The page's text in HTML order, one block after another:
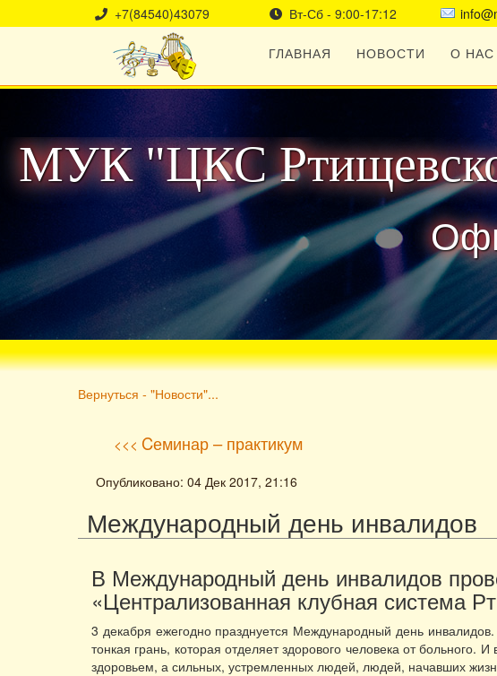
+7(84540)43079 Вт-Сб - 9:00-17:12
ГЛАВНАЯ НОВОСТИ О НАС
МУК "ЦКС
Вернуться - "Новости"...
<<< Cеминар – практикум
Опубликовано: 04 Дек 2017, 21:16
Международный день инвалидов
В Международный день инвалидов
«Централизованная клубная система
3 декабря ежегодно празднуется Международный день
тонкая грань, которая отделяет здорового человека от
здоровьем, а сильных, устремленных людей, людей, начавших